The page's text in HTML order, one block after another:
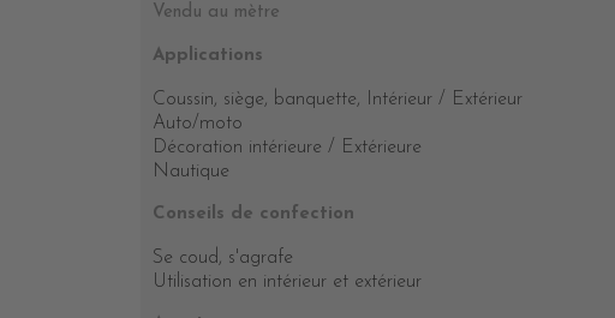
Vendu au mètre
Applications
Coussin, siège, banquette, Intérieur / Extérieur
Auto/moto
Décoration intérieure / Extérieure
Nautique
Conseils de confection
Se coud, s'agrafe
Utilisation en intérieur et extérieur